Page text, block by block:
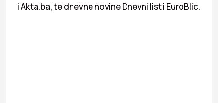
i Akta.ba, te dnevne novine Dnevni list i EuroBlic.